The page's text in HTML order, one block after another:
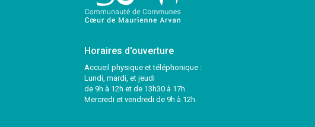
Horaires d'ouverture
Accueil physique et téléphonique :
Lundi, mardi, et jeudi
de 9h à 12h et de 13h30 à 17h.
Mercredi et vendredi de 9h à 12h.